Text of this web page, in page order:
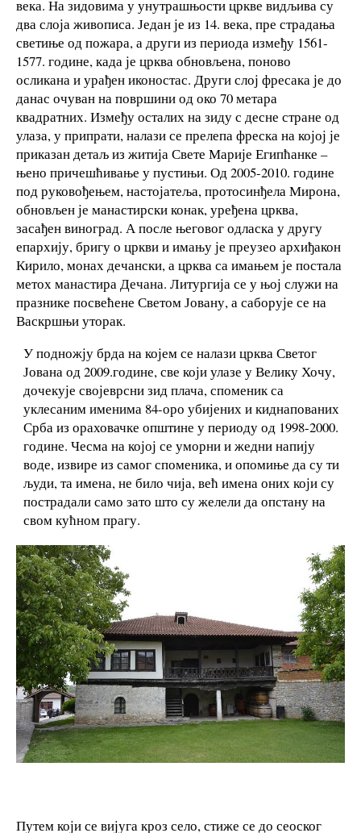
века. На зидовима у унутрашњости цркве видљива су
два слоја живописа. Један је из 14. века, пре страдања
светиње од пожара, а други из периода између 1561-
1577. године, када је црква обновљена, поново
осликана и урађен иконостас. Други слој фресака је до
данас очуван на површини од око 70 метара
квадратних. Између осталих на зиду с десне стране од
улаза, у припрати, налази се прелепа фреска на којој је
приказан детаљ из житија Свете Марије Египћанке –
њено причешћивање у пустињи. Од 2005-2010. године
под руковођењем, настојатеља, протосинђела Мирона,
обновљен је манастирски конак, уређена црква,
засађен виноград. А после његовог одласка у другу
епархију, бригу о цркви и имању је преузео архиђакон
Кирило, монах дечански, а црква са имањем је постала
метох манастира Дечана. Литургија се у њој служи на
празнике посвећене Светом Јовану, а саборује се на
Васкршњи уторак.
У подножју брда на којем се налази црква Светог
Јована од 2009.године, све који улазе у Велику Хочу,
дочекује својеврсни зид плача, споменик са
уклесаним именима 84-оро убијених и киднапованих
Срба из ораховачке општине у периоду од 1998-2000.
године. Чесма на којој се уморни и жедни напију
воде, извире из самог споменика, и опомиње да су ти
људи, та имена, не било чија, већ имена оних који су
пострадали само зато што су желели да опстану на
свом кућном прагу.
Путем који се вијуга кроз село, стиже се до сеоског